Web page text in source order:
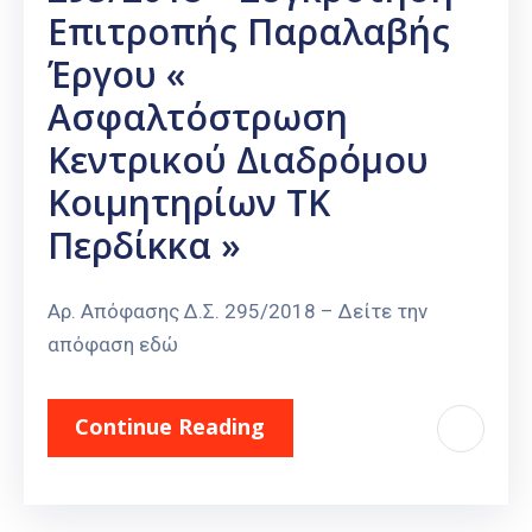
Επιτροπής Παραλαβής
Έργου «
Ασφαλτόστρωση
Κεντρικού Διαδρόμου
Κοιμητηρίων ΤΚ
Περδίκκα »
Αρ. Απόφασης Δ.Σ. 295/2018 – Δείτε την
απόφαση εδώ
Continue Reading